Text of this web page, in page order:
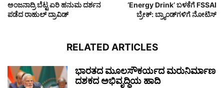
ಅಂಜನಾದ್ರಿ ಬೆಟ್ಟ ಏರಿ ಹನುಮ ದರ್ಶನ
ಪಡೆದ ರಾಹುಲ್ ದ್ರಾವಿಡ್
‘Energy Drink’ ಬಳಕೆಗೆ FSSAI
ಬ್ರೇಕ್: ಬ್ರ್ಯಾಂಡ್‌ಗಳಿಗೆ ನೋಟಿಸ್
RELATED ARTICLES
ಭಾರತದ ಮೂಲಸೌಕರ್ಯದ ಮರುನಿರ್ಮಾಣ
ದಶಕದ ಅಭಿವೃದ್ಧಿಯ ಹಾದಿ